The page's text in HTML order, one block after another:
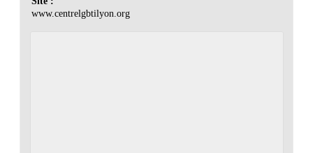
www.centrelgbtilyon.org